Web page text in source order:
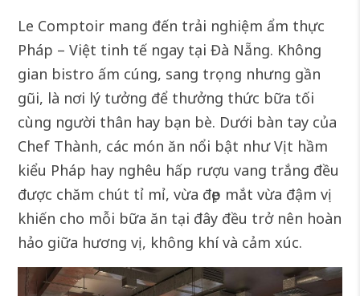
Le Comptoir mang đến trải nghiệm ẩm thực
Pháp – Việt tinh tế ngay tại Đà Nẵng. Không
gian bistro ấm cúng, sang trọng nhưng gần
gũi, là nơi lý tưởng để thưởng thức bữa tối
cùng người thân hay bạn bè. Dưới bàn tay của
Chef Thành, các món ăn nổi bật như Vịt hầm
kiểu Pháp hay nghêu hấp rượu vang trắng đều
được chăm chút tỉ mỉ, vừa đẹp mắt vừa đậm vị
khiến cho mỗi bữa ăn tại đây đều trở nên hoàn
hảo giữa hương vị, không khí và cảm xúc.